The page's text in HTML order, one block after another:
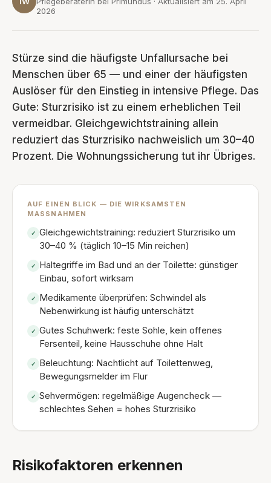
2026
Stürze sind die häufigste Unfallursache bei
Menschen über 65 — und einer der häufigsten
Auslöser für den Einstieg in intensive Pflege. Das
Gute: Sturzrisiko ist zu einem erheblichen Teil
vermeidbar. Gleichgewichtstraining allein
reduziert das Sturzrisiko nachweislich um 30–40
Prozent. Die Wohnungssicherung tut ihr Übriges.
AUF EINEN BLICK — DIE WIRKSAMSTEN
MASSNAHMEN
✓ Gleichgewichtstraining: reduziert Sturzrisiko um
30–40 % (täglich 10–15 Min reichen)
✓
Haltegriffe im Bad und an der Toilette: günstiger
Einbau, sofort wirksam
✓
Medikamente überprüfen: Schwindel als
Nebenwirkung ist häufig unterschätzt
✓ Gutes Schuhwerk: feste Sohle, kein offenes
Fersenteil, keine Hausschuhe ohne Halt
✓
Beleuchtung: Nachtlicht auf Toilettenweg,
Bewegungsmelder im Flur
✓ Sehvermögen: regelmäßige Augencheck —
schlechtes Sehen = hohes Sturzrisiko
Risikofaktoren erkennen